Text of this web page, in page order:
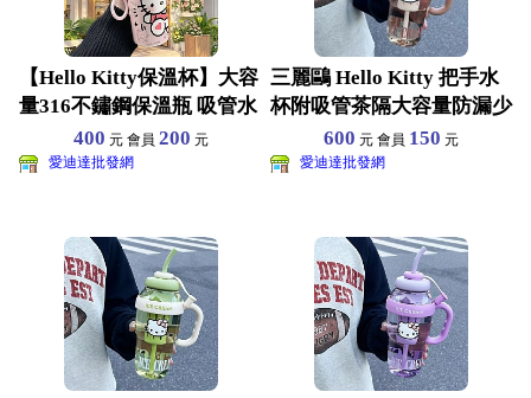
【Hello Kitty保溫杯】大容
量316不鏽鋼保溫瓶 吸管水
400 元 會員 200 元
愛迪達批發網
三麗鷗 Hello Kitty 把手水
杯附吸管茶隔大容量防漏少
女心必備
600 元 會員 150 元
愛迪達批發網